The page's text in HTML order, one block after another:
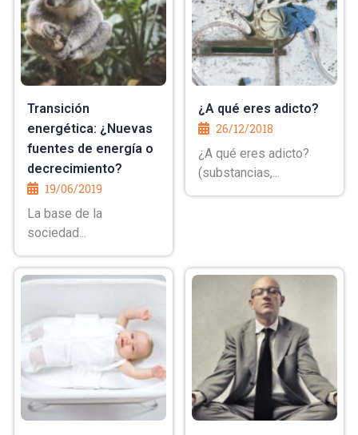
Transición
energética: ¿Nuevas
fuentes de energía o
decrecimiento?
19/06/2019
La base de la
sociedad...
¿A qué eres adicto?
26/12/2018
¿A qué eres adicto?
(substancias,...